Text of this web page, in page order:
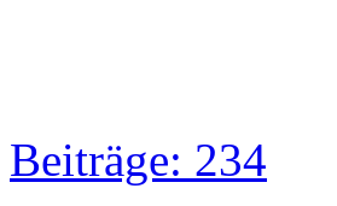
Beiträge: 234